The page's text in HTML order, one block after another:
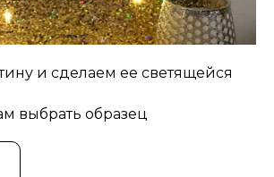
и сделаем ее светящейся
выбрать образец